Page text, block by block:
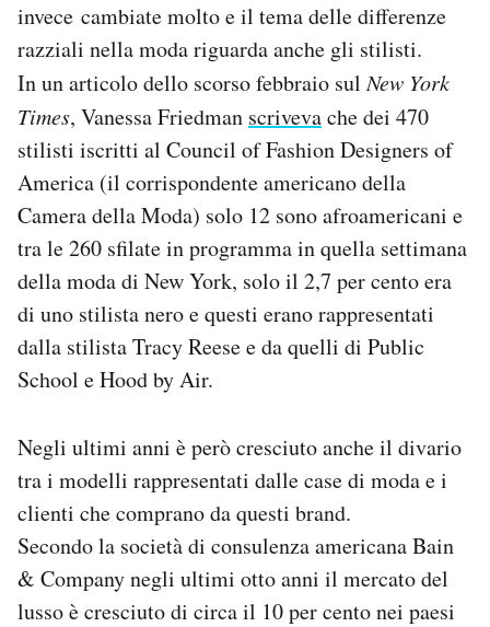
invece cambiate molto e il tema delle differenze
razziali nella moda riguarda anche gli stilisti.
In un articolo dello scorso febbraio sulNew York
Times, Vanessa Friedman scrivevache dei 470
stilisti iscritti al Council of Fashion Designers of
America (il corrispondente americano della
Camera della Moda) solo 12 sono afroamericani e
tra le 260 sfilate in programma in quella settimana
della moda di New York, solo il 2,7 per cento era
di uno stilista nero e questi erano rappresentati
dalla stilista Tracy Reese e da quelli di Public
School e Hood by Air.
Negli ultimi anni è però cresciuto anche il divario
tra i modelli rappresentati dalle case di moda e i
clienti che comprano da questi brand.
Secondo la società di consulenza americana Bain
& Company negli ultimi otto anni il mercato del
lusso è cresciuto di circa il 10 per cento nei paesi